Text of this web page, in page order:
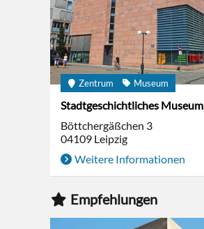
Zentrum Museum
Stadtgeschichtliches Museum
Böttchergäßchen 3
04109 Leipzig
Weitere Informationen
Empfehlungen